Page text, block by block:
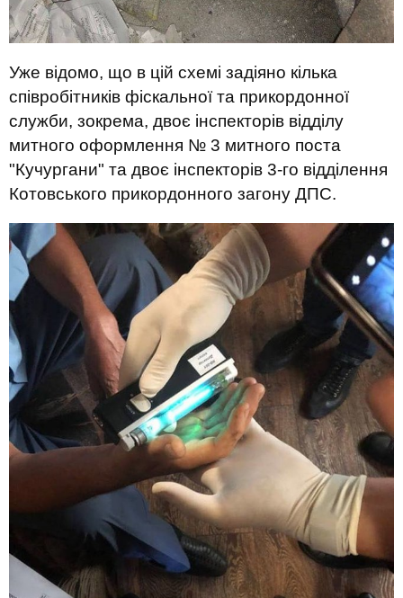
Уже відомо, що в цій схемі задіяно кілька
співробітників фіскальної та прикордонної
служби, зокрема, двоє інспекторів відділу
митного оформлення № 3 митного поста
"Кучургани" та двоє інспекторів 3-го відділення
Котовського прикордонного загону ДПС.